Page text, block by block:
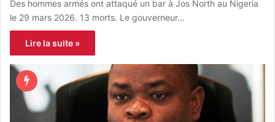
Des hommes armés ont attaqué un bar à Jos North au Nigeria
le 29 mars 2026. 13 morts. Le gouverneur…
Lire la suite »